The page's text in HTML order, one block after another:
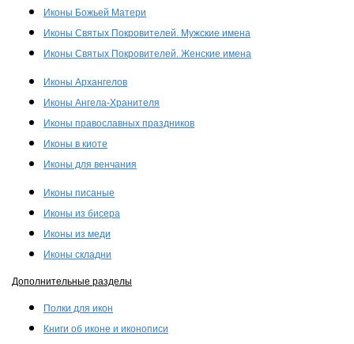
Иконы Божьей Матери
Иконы Святых Покровителей. Мужские имена
Иконы Святых Покровителей. Женские имена
Иконы Архангелов
Иконы Ангела-Хранителя
Иконы православных праздников
Иконы в киоте
Иконы для венчания
Иконы писаные
Иконы из бисера
Иконы из меди
Иконы складни
Дополнительные разделы
Полки для икон
Книги об иконе и иконописи